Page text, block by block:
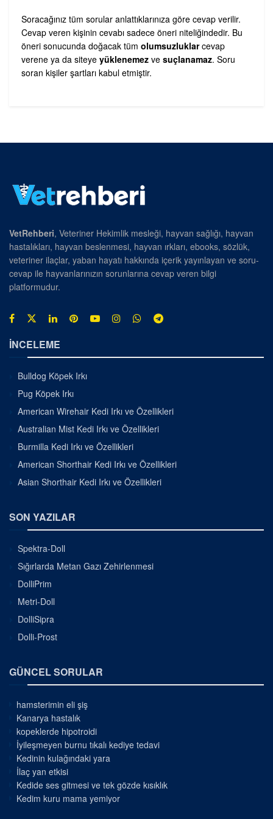
Soracağınız tüm sorular anlattıklarınıza göre cevap verilir.
Cevap veren kişinin cevabı sadece öneri niteliğindedir. Bu
öneri sonucunda doğacak tüm olumsuzluklarcevap
verene ya da siteye yüklenemez ve suçlanamaz. Soru
soran kişiler şartları kabul etmiştir.
VetRehberi, Veteriner Hekimlik mesleği, hayvan sağlığı, hayvan
hastalıkları, hayvan beslenmesi, hayvan ırkları, ebooks, sözlük,
veteriner ilaçlar, yaban hayatı hakkında içerik yayınlayan ve soru-
cevap ile hayvanlarınızın sorunlarına cevap veren bilgi
platformudur.
İNCELEME
Bulldog Köpek Irkı
Pug Köpek Irkı
American Wirehair Kedi Irkı ve Özellikleri
Australian Mist Kedi Irkı ve Özellikleri
Burmilla Kedi Irkı ve Özellikleri
American Shorthair Kedi Irkı ve Özellikleri
Asian Shorthair Kedi Irkı ve Özellikleri
SON YAZILAR
Spektra-Doll
Sığırlarda Metan Gazı Zehirlenmesi
DolliPrim
Metri-Doll
DolliSipra
Dolli-Prost
GÜNCEL SORULAR
hamsterimin eli şiş
Kanarya hastalık
kopeklerde hipotroidi
İyileşmeyen burnu tıkalı kediye tedavi
Kedinin kulağındaki yara
İlaç yan etkisi
Kedide ses gitmesi ve tek gözde kısıklık
Kedim kuru mama yemiyor